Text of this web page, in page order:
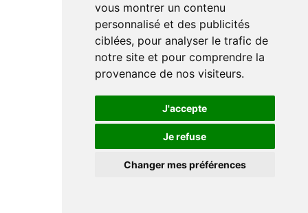
vous montrer un contenu
personnalisé et des publicités
ciblées, pour analyser le trafic de
notre site et pour comprendre la
provenance de nos visiteurs.
J'accepte
Je refuse
Changer mes préférences